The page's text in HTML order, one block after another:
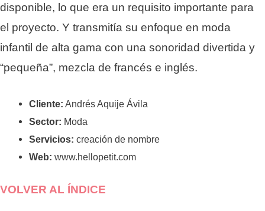
disponible, lo que era un requisito importante para
el proyecto. Y transmitía su enfoque en moda
infantil de alta gama con una sonoridad divertida y
“pequeña”, mezcla de francés e inglés.
Cliente: Andrés Aquije Ávila
Sector: Moda
Servicios: creación de nombre
Web: www.hellopetit.com
VOLVER AL ÍNDICE